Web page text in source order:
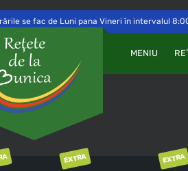
se fac de Luni pana Vineri în intervalul
MENIU
EXTRA EXTRA